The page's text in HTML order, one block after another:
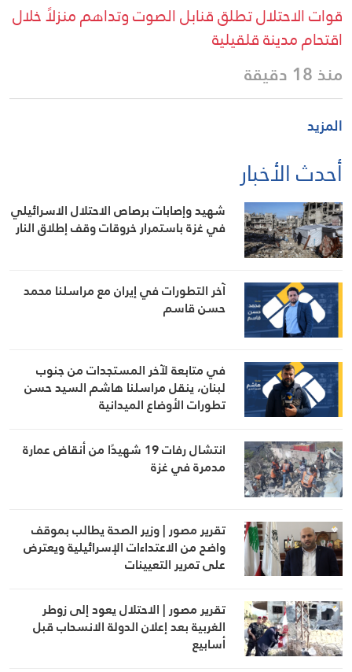
قوات الاحتلال تطلق قنابل الصوت وتداهم منزلاً خلال
اقتحام مدينة قلقيلية
منذ 18 دقيقة
المزيد
أحدث الأخبار
شهيد وإصابات برصاص الاحتلال الاسرائيلي
في غزة باستمرار خروقات وقف إطلاق النار
آخر التطورات في إيران مع مراسلنا محمد
حسن قاسم
في متابعة لآخر المستجدات من جنوب
لبنان، ينقل مراسلنا هاشم السيد حسن
تطورات الأوضاع الميدانية
انتشال رفات 19 شهيدًا من أنقاض عمارة
مدمرة في غزة
تقرير مصور | وزير الصحة يطالب بموقف
واضح من الاعتداءات الإسرائيلية ويعترض
على تمرير التعيينات
تقرير مصور | الاحتلال يعود إلى زوطر
الغربية بعد إعلان الدولة الانسحاب قبل
أسابيع